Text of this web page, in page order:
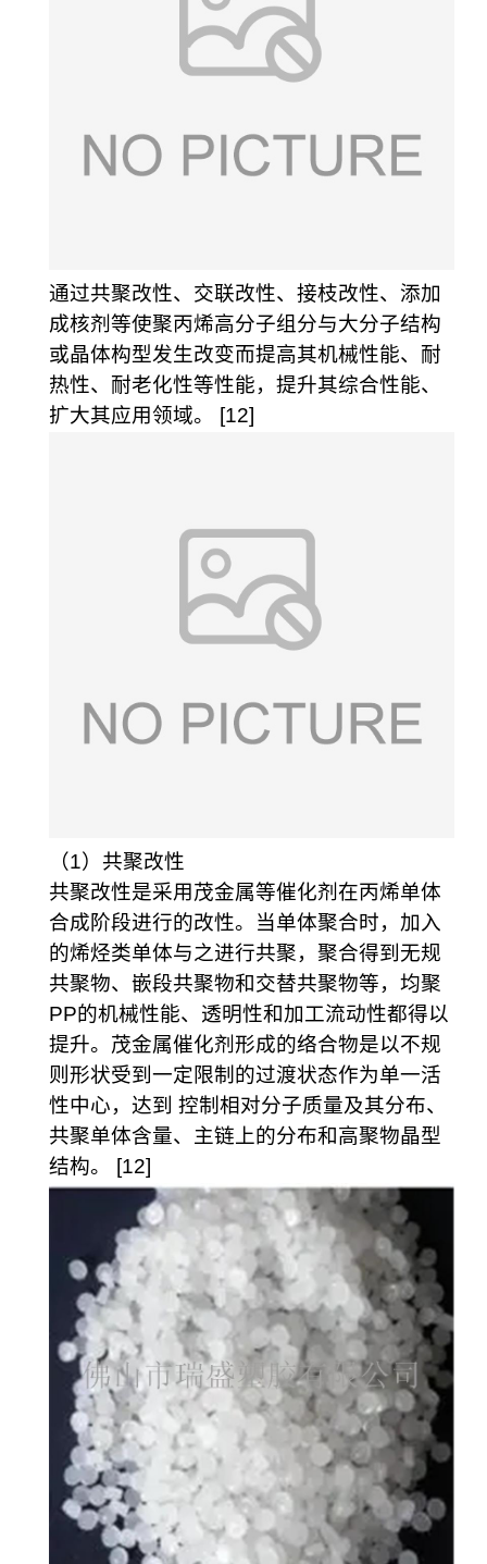
通过共聚改性、交联改性、接枝改性、添加
成核剂等使聚丙烯高分子组分与大分子结构
或晶体构型发生改变而提高其机械性能、耐
热性、耐老化性等性能，提升其综合性能、
扩大其应用领域。 [12]
（1）共聚改性
共聚改性是采用茂金属等催化剂在丙烯单体
合成阶段进行的改性。当单体聚合时，加入
的烯烃类单体与之进行共聚，聚合得到无规
共聚物、嵌段共聚物和交替共聚物等，均聚
PP的机械性能、透明性和加工流动性都得以
提升。茂金属催化剂形成的络合物是以不规
则形状受到一定限制的过渡状态作为单一活
性中心，达到 控制相对分子质量及其分布、
共聚单体含量、主链上的分布和高聚物晶型
结构。 [12]